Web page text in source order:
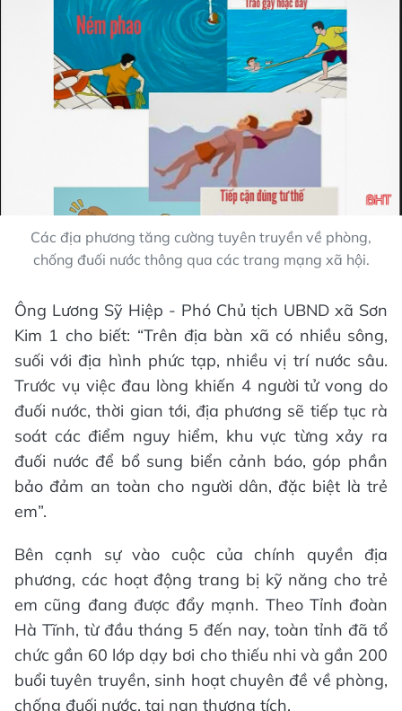
Các địa phương tăng cường tuyên truyền về phòng,
chống đuối nước thông qua các trang mạng xã hội.
Ông Lương Sỹ Hiệp - Phó Chủ tịch UBND xã Sơn
Kim 1 cho biết: “Trên địa bàn xã có nhiều sông,
suối với địa hình phức tạp, nhiều vị trí nước sâu.
Trước vụ việc đau lòng khiến 4 người tử vong do
đuối nước, thời gian tới, địa phương sẽ tiếp tục rà
soát các điểm nguy hiểm, khu vực từng xảy ra
đuối nước để bổ sung biển cảnh báo, góp phần
bảo đảm an toàn cho người dân, đặc biệt là trẻ
em”.
Bên cạnh sự vào cuộc của chính quyền địa
phương, các hoạt động trang bị kỹ năng cho trẻ
em cũng đang được đẩy mạnh. Theo Tỉnh đoàn
Hà Tĩnh, từ đầu tháng 5 đến nay, toàn tỉnh đã tổ
chức gần 60 lớp dạy bơi cho thiếu nhi và gần 200
buổi tuyên truyền, sinh hoạt chuyên đề về phòng,
chống đuối nước, tai nạn thương tích.